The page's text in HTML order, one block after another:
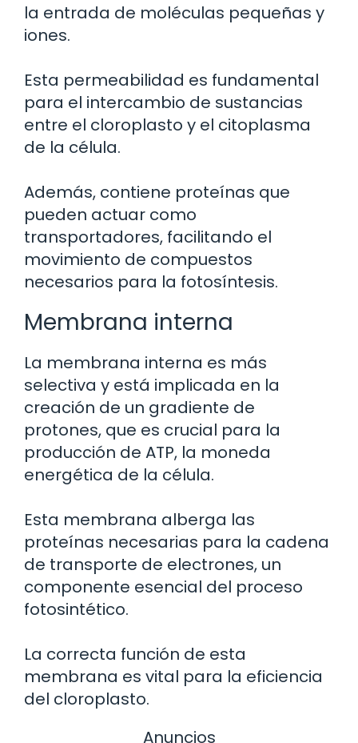
la entrada de moléculas pequeñas y
iones.
Esta permeabilidad es fundamental
para el intercambio de sustancias
entre el cloroplasto y el citoplasma
de la célula.
Además, contiene proteínas que
pueden actuar como
transportadores, facilitando el
movimiento de compuestos
necesarios para la fotosíntesis.
Membrana interna
La membrana interna es más
selectiva y está implicada en la
creación de un gradiente de
protones, que es crucial para la
producción de ATP, la moneda
energética de la célula.
Esta membrana alberga las
proteínas necesarias para la cadena
de transporte de electrones, un
componente esencial del proceso
fotosintético.
La correcta función de esta
membrana es vital para la eficiencia
del cloroplasto.
Anuncios